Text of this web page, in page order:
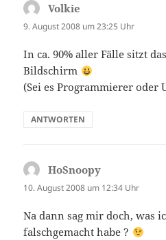
Volkie
9. August 2008 um 23:25 Uhr
In ca. 90% aller Fälle sitzt
Bildschirm
(Sei es Programmierer oder
ANTWORTEN
HoSnoopy
10. August 2008 um 12:34 Uhr
Na dann sag mir doch, was
falschgemacht habe ?